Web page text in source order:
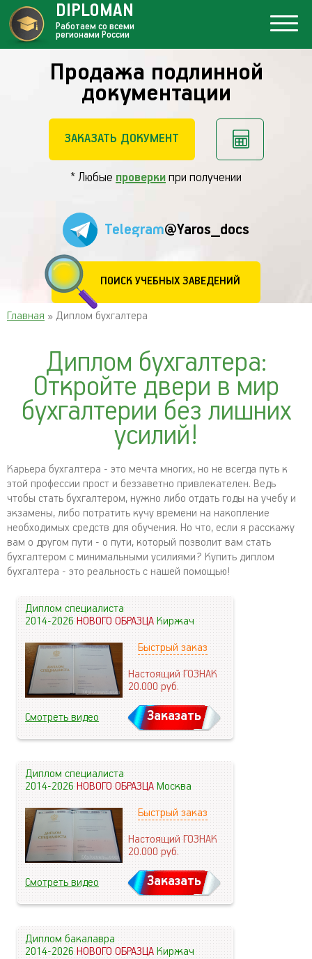
Продажа подлинной
документации
ЗАКАЗАТЬ ДОКУМЕНТ
* Любые проверки при получении
Telegram@Yaros_docs
ПОИСК УЧЕБНЫХ ЗАВЕДЕНИЙ
DIPLOMAN
Работаем со всеми
регионами России
Главная » Диплом бухгалтера
Диплом бухгалтера:
Откройте двери в мир
бухгалтерии без лишних
усилий!
Карьера бухгалтера - это мечта многих, но не всегда путь к
этой профессии прост и беззаветно привлекателен. Ведь
чтобы стать бухгалтером, нужно либо отдать годы на учебу и
экзамены, либо потратить кучу времени на накопление
необходимых средств для обучения. Но что, если я расскажу
вам о другом пути - о пути, который позволит вам стать
бухгалтером с минимальными усилиями? Купить диплом
бухгалтера - это реальность с нашей помощью!
Диплом специалиста
2014-2026НОВОГО ОБРАЗЦАКиржач
Быстрый заказ
Настоящий ГОЗНАК
20.000руб.
Смотреть видео Заказать
Диплом специалиста
2014-2026НОВОГО ОБРАЗЦАМосква
Быстрый заказ
Настоящий ГОЗНАК
20.000руб.
Смотреть видео Заказать
Диплом бакалавра
2014-2026НОВОГО ОБРАЗЦАКиржач